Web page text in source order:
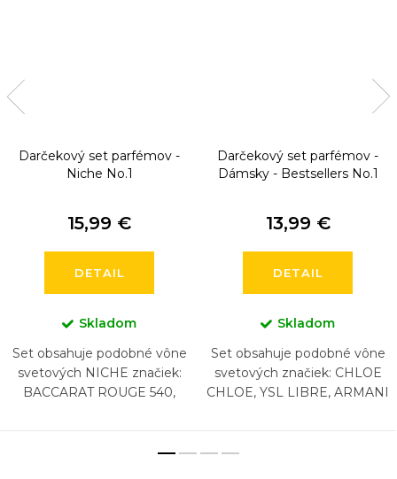
Darčekový set parfémov -
Niche No.1
15,99 €
DETAIL
Skladom
Set obsahuje podobné vône
svetových NICHE značiek:
BACCARAT ROUGE 540,
BYREDO GYPSY WATER,
Darčekový set parfémov -
Dámsky - Bestsellers No.1
13,99 €
DETAIL
Skladom
Set obsahuje podobné vône
svetových značiek: CHLOE
CHLOE, YSL LIBRE, ARMANI